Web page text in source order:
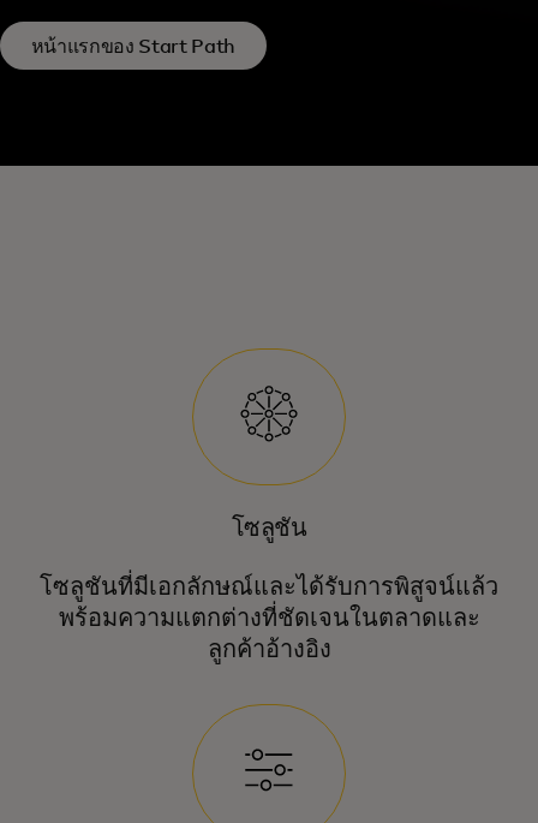
หน้าแรกของ Start Path
โซลูชัน
โซลูชันที่มีเอกลักษณ์และได้รับการพิสูจน์แล้ว
พร้อมความแตกต่างที่ชัดเจนในตลาดและ
ลูกค้าอ้างอิง